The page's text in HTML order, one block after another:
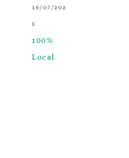
16/07/202
5
100%
Local